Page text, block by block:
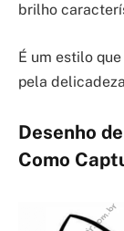
brilho
É um estilo
pela
Desenho
Como